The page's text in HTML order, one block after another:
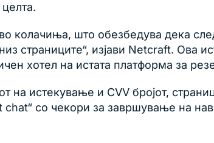
колачиња, што обезбедува дека
страниците“, изјави Netcraft. Ова
хотел на истата платформа за
на истекување и CVV бројот,
со чекори за завршување на